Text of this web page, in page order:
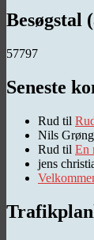
57797
Seneste
Rud til
Nils
Rud til En
jens